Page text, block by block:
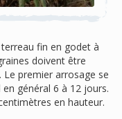
fin en godet à
doivent être
premier arrosage se
général 6 à 12 jours.
en hauteur.